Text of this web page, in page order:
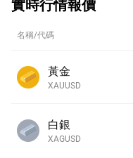
實時行情報價
名稱/代碼
黃金
XAUUSD
白銀
XAGUSD